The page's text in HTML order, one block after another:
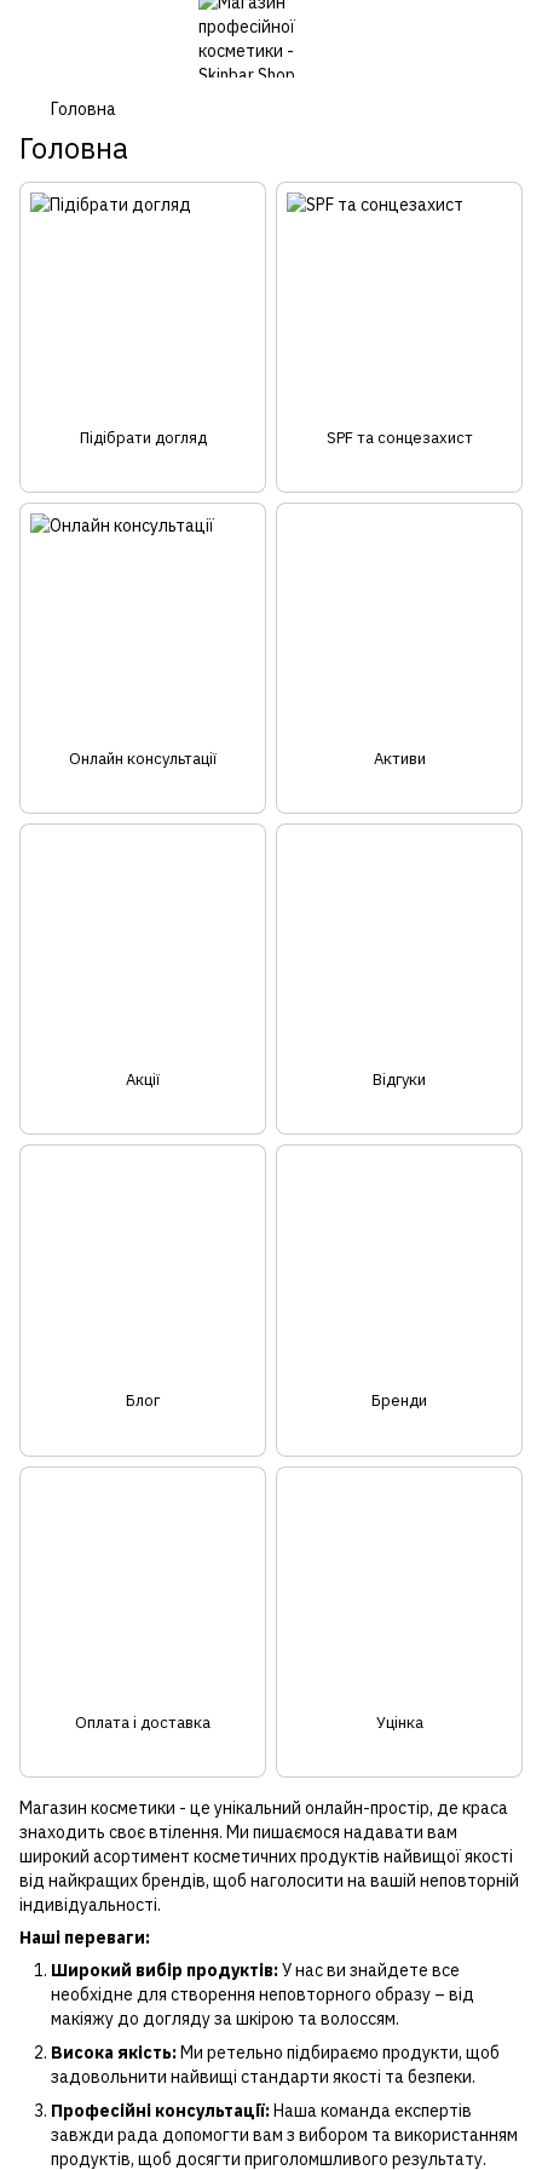
Головна
Головна
Магазин косметики - це унікальний онлайн-простір, де краса
знаходить своє втілення. Ми пишаємося надавати вам
широкий асортимент косметичних продуктів найвищої якості
від найкращих брендів, щоб наголосити на вашій неповторній
індивідуальності.
Наші переваги:
Широкий вибір продуктів:У нас ви знайдете все
необхідне для створення неповторного образу – від
макіяжу до догляду за шкірою та волоссям.
Висока якість:Ми ретельно підбираємо продукти, щоб
задовольнити найвищі стандарти якості та безпеки.
Професійні консультації: Наша команда експертів
завжди рада допомогти вам з вибором та використанням
продуктів, щоб досягти приголомшливого результату.
Підібрати догляд SPF та сонцезахист
Онлайн консультації Активи
Акції Відгуки
Блог Бренди
Оплата і доставка Уцінка